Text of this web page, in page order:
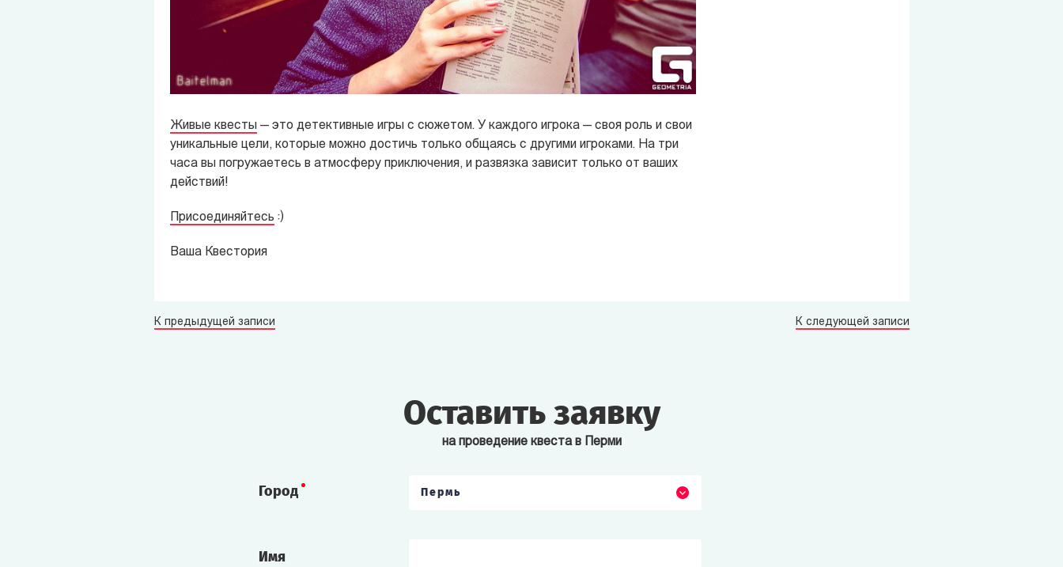
Живые квесты— это детективные игры с сюжетом. У каждого игрока — своя роль и свои
уникальные цели, которые можно достичь только общаясь с другими игроками. На три
часа вы погружаетесь в атмосферу приключения, и развязка зависит только от ваших
действий!
Присоединяйтесь :)
Ваша Квестория
К предыдущей записи К следующей записи
Оставить заявку
на проведение квеста в Перми
Город Пермь
Имя